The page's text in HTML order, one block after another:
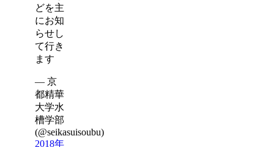
どを主
にお知
らせし
て行き
ます
— 京
都精華
大学水
槽学部
(@seikasuisoubu)
2018年